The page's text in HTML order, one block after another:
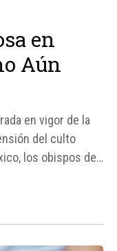
en
Aún
en vigor de la
del culto
los obispos del
que no